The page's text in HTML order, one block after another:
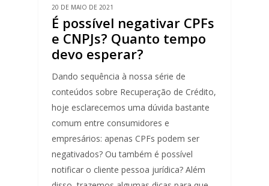
20 DE MAIO DE 2021
É possível negativar CPFs
e CNPJs? Quanto tempo
devo esperar?
Dando sequência à nossa série de
conteúdos sobre Recuperação de Crédito,
hoje esclarecemos uma dúvida bastante
comum entre consumidores e
empresários: apenas CPFs podem ser
negativados? Ou também é possível
notificar o cliente pessoa jurídica? Além